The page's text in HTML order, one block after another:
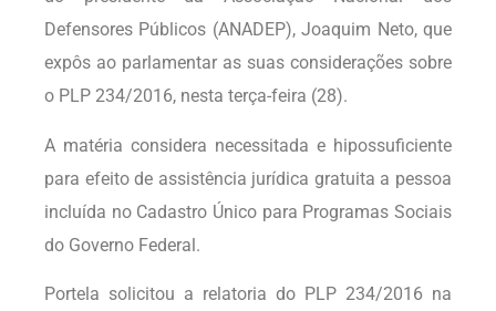
Defensores Públicos (ANADEP), Joaquim Neto, que
expôs ao parlamentar as suas considerações sobre
o PLP 234/2016, nesta terça-feira (28).
A matéria considera necessitada e hipossuficiente
para efeito de assistência jurídica gratuita a pessoa
incluída no Cadastro Único para Programas Sociais
do Governo Federal.
Portela solicitou a relatoria do PLP 234/2016 na